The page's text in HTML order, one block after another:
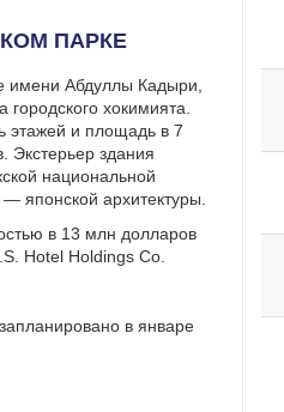
ПАРКЕ
имени Абдуллы Кадыри,
хокимията.
этажей и площадь в 7
Экстерьер здания
национальной
японской архитектуры.
в 13 млн долларов
Hotel Holdings Co.
в январе